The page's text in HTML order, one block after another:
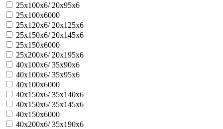
25х100х6/ 20х95х6
25х100х6000
25х120х6/ 20х125х6
25х150х6/ 20х145х6
25х150х6000
25х200х6/ 20х195х6
40х100х6/ 35х90х6
40х100х6/ 35х95х6
40х100х6000
40х150х6/ 35х140х6
40х150х6/ 35х145х6
40х150х6000
40х200х6/ 35х190х6